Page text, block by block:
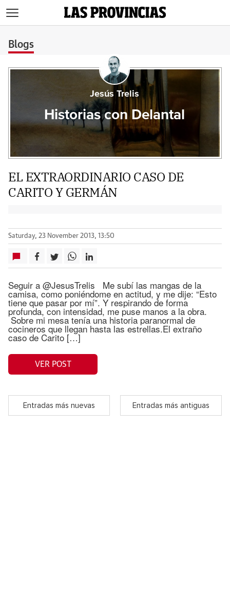
Blogs
Jesús Trelis
Historias con Delantal
EL EXTRAORDINARIO CASO DE
CARITO Y GERMÁN
Saturday, 23 November 2013, 13:50
Seguir a @JesusTrelis Me subí las mangas de la
camisa, como poniéndome en actitud, y me dije: “Esto
tiene que pasar por mí”. Y respirando de forma
profunda, con intensidad, me puse manos a la obra.
Sobre mi mesa tenía una historia paranormal de
cocineros que llegan hasta las estrellas.El extraño
caso de Carito […]
VER POST
Entradas más nuevas Entradas más antiguas